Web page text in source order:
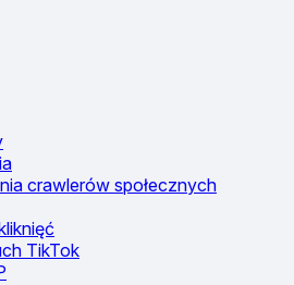
crawlerów społecznych
TikTok